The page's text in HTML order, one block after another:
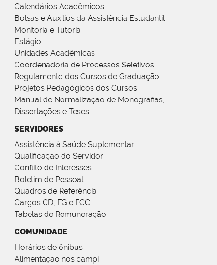
Calendários Acadêmicos
Bolsas e Auxílios da Assistência Estudantil
Monitoria e Tutoria
Estágio
Unidades Acadêmicas
Coordenadoria de Processos Seletivos
Regulamento dos Cursos de Graduação
Projetos Pedagógicos dos Cursos
Manual de Normalização de Monografias,
Dissertações e Teses
SERVIDORES
Assistência à Saúde Suplementar
Qualificação do Servidor
Conflito de Interesses
Boletim de Pessoal
Quadros de Referência
Cargos CD, FG e FCC
Tabelas de Remuneração
COMUNIDADE
Horários de ônibus
Alimentação nos campi